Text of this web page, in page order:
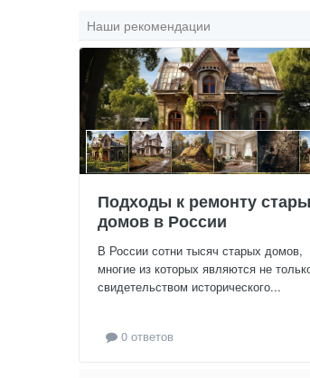
Наши рекомендации
Подходы к ремонту
домов в России
В России сотни тысяч старых домов,
многие из которых являются не
свидетельством исторического...
0 ответов